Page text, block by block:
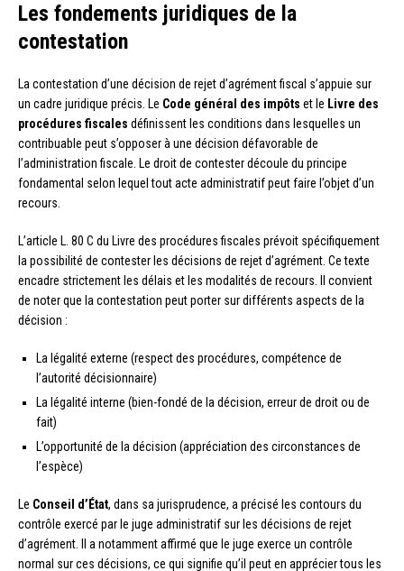
Les fondements juridiques de la
contestation
La contestation d’une décision de rejet d’agrément fiscal s’appuie sur
un cadre juridique précis. Le Code général des impôts et le Livre des
procédures fiscales définissent les conditions dans lesquelles un
contribuable peut s’opposer à une décision défavorable de
l’administration fiscale. Le droit de contester découle du principe
fondamental selon lequel tout acte administratif peut faire l’objet d’un
recours.
L’article L. 80 C du Livre des procédures fiscales prévoit spécifiquement
la possibilité de contester les décisions de rejet d’agrément. Ce texte
encadre strictement les délais et les modalités de recours. Il convient
de noter que la contestation peut porter sur différents aspects de la
décision :
La légalité externe (respect des procédures, compétence de
l’autorité décisionnaire)
La légalité interne (bien-fondé de la décision, erreur de droit ou de
fait)
L’opportunité de la décision (appréciation des circonstances de
l’espèce)
Le Conseil d’État, dans sa jurisprudence, a précisé les contours du
contrôle exercé par le juge administratif sur les décisions de rejet
d’agrément. Il a notamment affirmé que le juge exerce un contrôle
normal sur ces décisions, ce qui signifie qu’il peut en apprécier tous les